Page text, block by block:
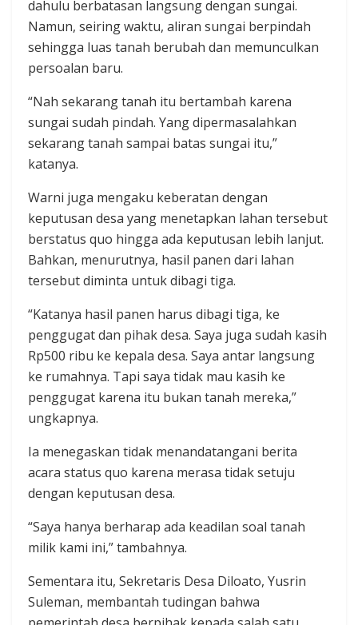
dahulu berbatasan langsung dengan sungai.
Namun, seiring waktu, aliran sungai berpindah
sehingga luas tanah berubah dan memunculkan
persoalan baru.
“Nah sekarang tanah itu bertambah karena
sungai sudah pindah. Yang dipermasalahkan
sekarang tanah sampai batas sungai itu,”
katanya.
Warni juga mengaku keberatan dengan
keputusan desa yang menetapkan lahan tersebut
berstatus quo hingga ada keputusan lebih lanjut.
Bahkan, menurutnya, hasil panen dari lahan
tersebut diminta untuk dibagi tiga.
“Katanya hasil panen harus dibagi tiga, ke
penggugat dan pihak desa. Saya juga sudah kasih
Rp500 ribu ke kepala desa. Saya antar langsung
ke rumahnya. Tapi saya tidak mau kasih ke
penggugat karena itu bukan tanah mereka,”
ungkapnya.
Ia menegaskan tidak menandatangani berita
acara status quo karena merasa tidak setuju
dengan keputusan desa.
“Saya hanya berharap ada keadilan soal tanah
milik kami ini,” tambahnya.
Sementara itu, Sekretaris Desa Diloato, Yusrin
Suleman, membantah tudingan bahwa